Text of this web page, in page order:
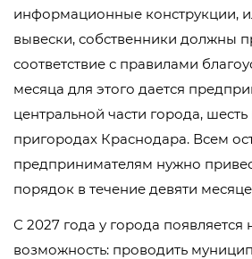
информационные конструкции,
вывески, собственники должны
соответствие с правилами
месяца для этого дается
центральной части города,
пригородах Краснодара. Всем
предпринимателям нужно
порядок в течение девяти
С 2027 года у города появляется
возможность: проводить